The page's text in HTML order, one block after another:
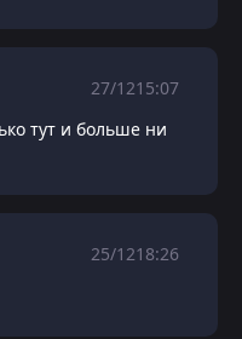
27/1215:07
тут и больше ни
25/1218:26